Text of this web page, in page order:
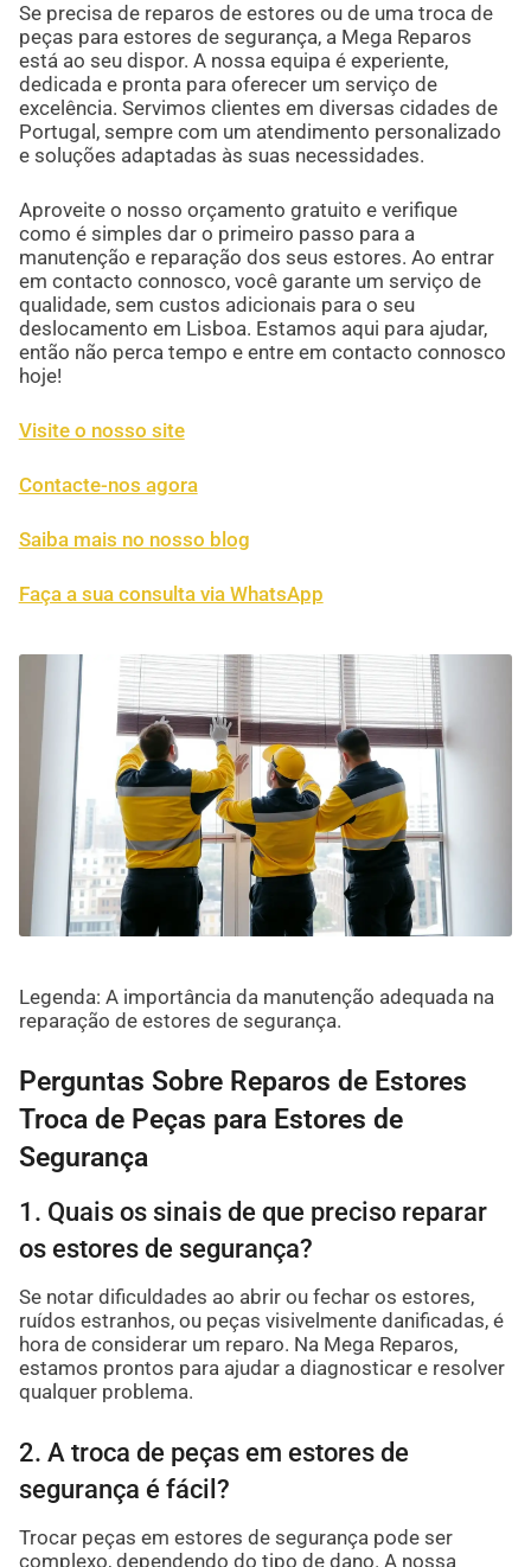
Se precisa de reparos de estores ou de uma troca de
peças para estores de segurança, a Mega Reparos
está ao seu dispor. A nossa equipa é experiente,
dedicada e pronta para oferecer um serviço de
excelência. Servimos clientes em diversas cidades de
Portugal, sempre com um atendimento personalizado
e soluções adaptadas às suas necessidades.
Aproveite o nosso orçamento gratuito e verifique
como é simples dar o primeiro passo para a
manutenção e reparação dos seus estores. Ao entrar
em contacto connosco, você garante um serviço de
qualidade, sem custos adicionais para o seu
deslocamento em Lisboa. Estamos aqui para ajudar,
então não perca tempo e entre em contacto connosco
hoje!
Visite o nosso site
Contacte-nos agora
Saiba mais no nosso blog
Faça a sua consulta via WhatsApp
Legenda: A importância da manutenção adequada na
reparação de estores de segurança.
Perguntas Sobre Reparos de Estores
Troca de Peças para Estores de
Segurança
1. Quais os sinais de que preciso reparar
os estores de segurança?
Se notar dificuldades ao abrir ou fechar os estores,
ruídos estranhos, ou peças visivelmente danificadas, é
hora de considerar um reparo. Na Mega Reparos,
estamos prontos para ajudar a diagnosticar e resolver
qualquer problema.
2. A troca de peças em estores de
segurança é fácil?
Trocar peças em estores de segurança pode ser
complexo, dependendo do tipo de dano. A nossa